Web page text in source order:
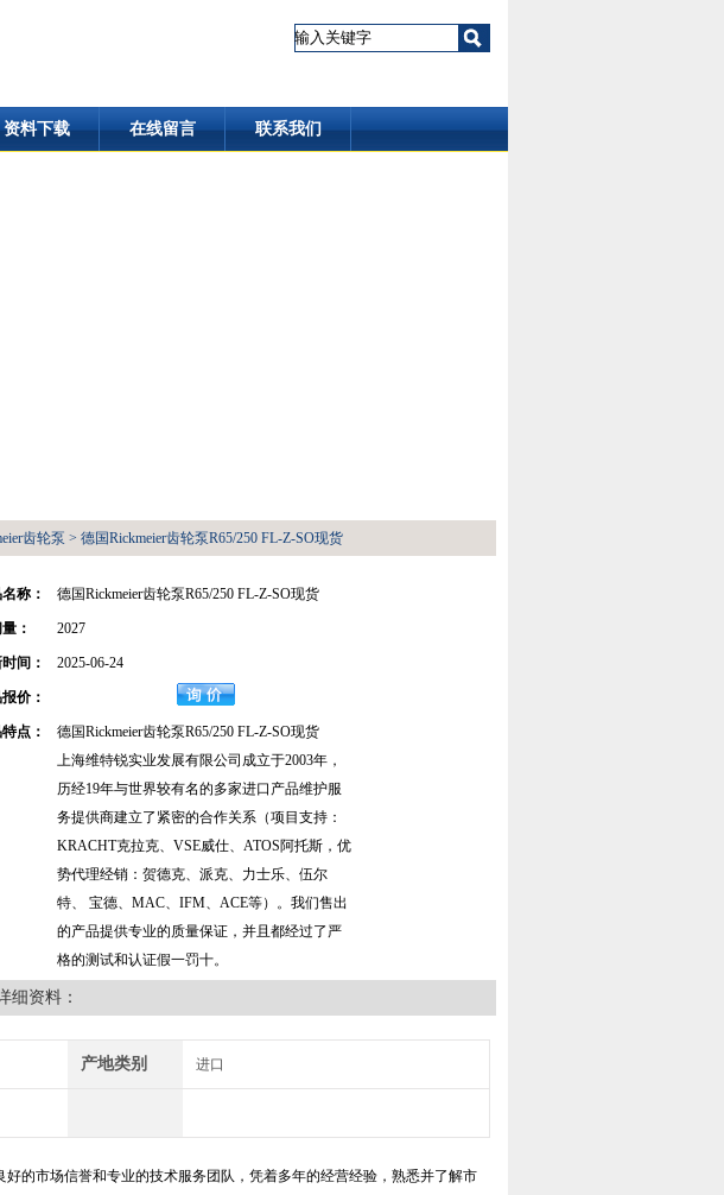
资料下载 在线留言 联系我们
齿轮泵 > 德国Rickmeier齿轮泵R65/250 FL-Z-SO现货
称： 德国Rickmeier齿轮泵R65/250 FL-Z-SO现货
： 2027
间： 2025-06-24
价：
点：
德国Rickmeier齿轮泵R65/250 FL-Z-SO现货
上海维特锐实业发展有限公司成立于2003年，
历经19年与世界较有名的多家进口产品维护服
务提供商建立了紧密的合作关系（项目支持：
KRACHT克拉克、VSE威仕、ATOS阿托斯，优
势代理经销：贺德克、派克、力士乐、伍尔
特、 宝德、MAC、IFM、ACE等）。我们售出
的产品提供专业的质量保证，并且都经过了严
格的测试和认证假一罚十。
细资料：
产地类别 进口
的市场信誉和专业的技术服务团队，凭着多年的经营经验，熟悉并了解市